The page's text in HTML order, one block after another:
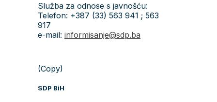
Služba za odnose s javnošću:
Telefon: +387 (33) 563 941 ; 563
917
e-mail: informisanje@sdp.ba
(Copy)
SDP BiH